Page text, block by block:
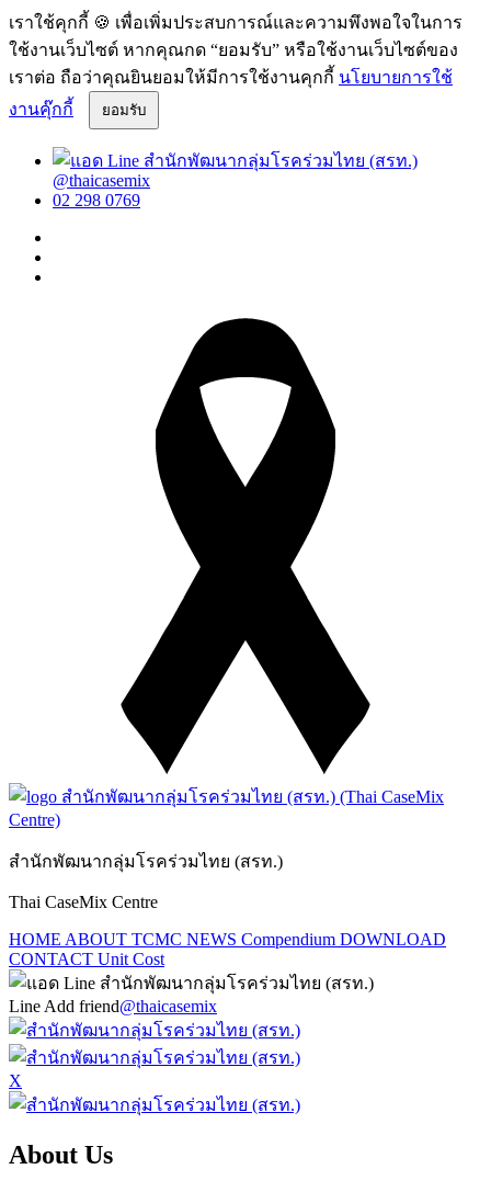
เราใช้คุกกี้ 🍪 เพื่อเพิ่มประสบการณ์และความพึงพอใจในการ
ใช้งานเว็บไซต์ หากคุณกด “ยอมรับ” หรือใช้งานเว็บไซต์ของ
เราต่อ ถือว่าคุณยินยอมให้มีการใช้งานคุกกี้ นโยบายการใช้
งานคุ๊กกี้
ยอมรับ
@thaicasemix
02 298 0769
สำนักพัฒนากลุ่มโรคร่วมไทย (สรท.)
Thai CaseMix Centre
HOME ABOUT TCMC NEWS Compendium DOWNLOAD
CONTACT Unit Cost
Line Add friend@thaicasemix
X
About Us